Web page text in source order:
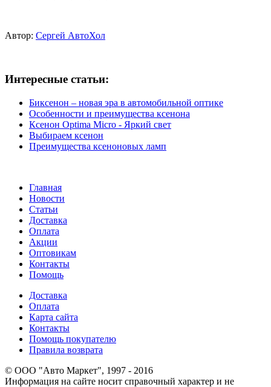
Автор: Сергей АвтоХол
Интересные статьи:
Биксенон – новая эра в автомобильной оптике
Особенности и преимущества ксенона
Ксенон Optima Micro - Яркий свет
Выбираем ксенон
Преимущества ксеноновых ламп
Главная
Новости
Статьи
Доставка
Оплата
Акции
Оптовикам
Контакты
Помощь
Доставка
Оплата
Карта сайта
Контакты
Помощь покупателю
Правила возврата
© ООО "Авто Маркет", 1997 - 2016
Информация на сайте носит справочный характер и не